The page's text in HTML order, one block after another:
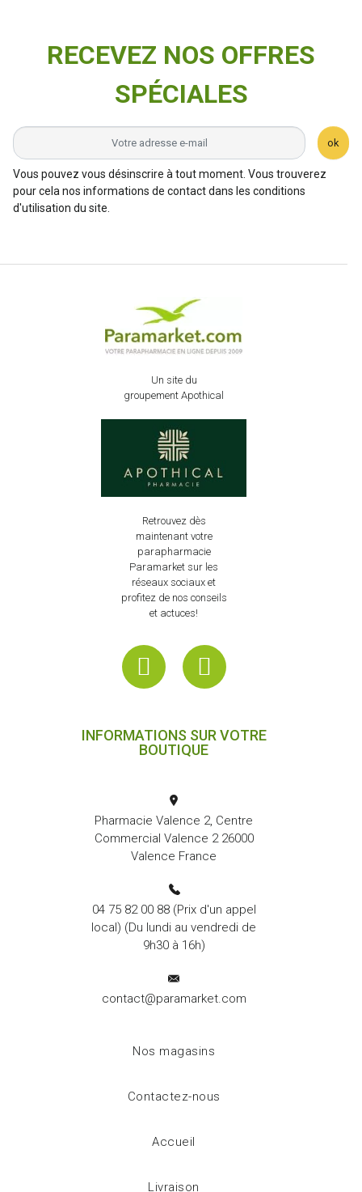
RECEVEZ NOS OFFRES
SPÉCIALES
ok
Vous pouvez vous désinscrire à tout moment. Vous trouverez
pour cela nos informations de contact dans les conditions
d'utilisation du site.
Un site du
groupement Apothical
Retrouvez dès
maintenant votre
parapharmacie
Paramarket sur les
réseaux sociaux et
profitez de nos conseils
et actuces!
INFORMATIONS SUR VOTRE
BOUTIQUE
Pharmacie Valence 2, Centre
Commercial Valence 2 26000
Valence France
04 75 82 00 88(Prix d'un appel
local) (Du lundi au vendredi de
9h30 à 16h)
contact@paramarket.com
Nos magasins
Contactez-nous
Accueil
Livraison